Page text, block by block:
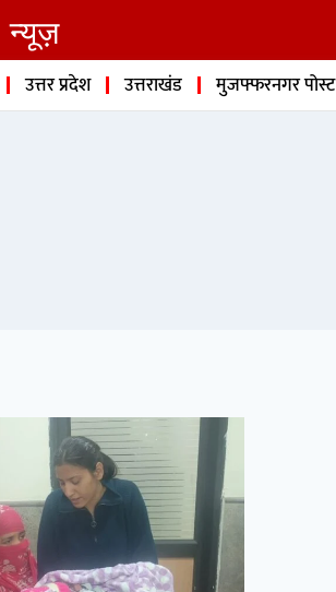
न्यूज़
उत्तर प्रदेश उत्तराखंड मुजफ्फरनगर पोस्ट